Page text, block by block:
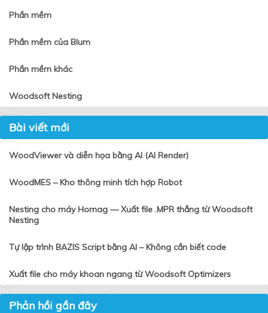
Phần mềm
Phần mềm của Blum
Phần mềm khác
Woodsoft Nesting
Bài viết mới
WoodViewer và diễn họa bằng AI (AI Render)
WoodMES – Kho thông minh tích hợp Robot
Nesting cho máy Homag — Xuất file .MPR thẳng từ Woodsoft
Nesting
Tự lập trình BAZIS Script bằng AI – Không cần biết code
Xuất file cho máy khoan ngang từ Woodsoft Optimizers
Phản hồi gần đây